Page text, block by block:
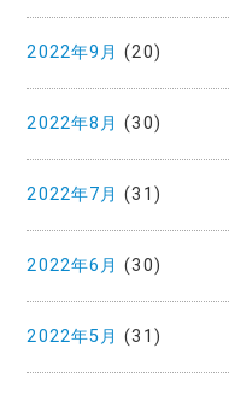
2022年9月 (20)
2022年8月 (30)
2022年7月 (31)
2022年6月 (30)
2022年5月 (31)